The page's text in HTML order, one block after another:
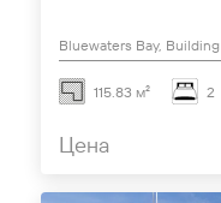
Bluewaters Bay,
115.83 м² 2
Цена